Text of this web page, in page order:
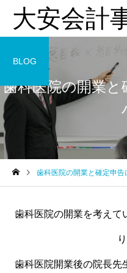
大安会計
歯科医院の税理士相談
りやすく解説
歯科医院の開業と
BLOG
歯科医院の開業と確定申告
歯科医院の開業を考えて
歯科医院開業後の院長先